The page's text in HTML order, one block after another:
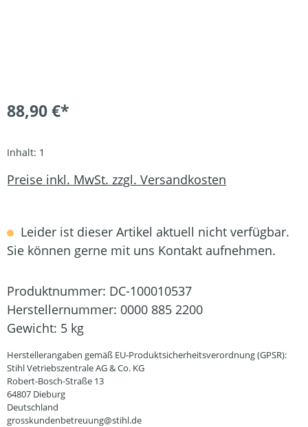
88,90 €*
Inhalt: 1
Preise inkl. MwSt. zzgl. Versandkosten
Leider ist dieser Artikel aktuell nicht verfügbar.
Sie können gerne mit uns Kontakt aufnehmen.
Produktnummer: DC-100010537
Herstellernummer: 0000 885 2200
Gewicht: 5 kg
Herstellerangaben gemäß EU-Produktsicherheitsverordnung (GPSR):
Stihl Vetriebszentrale AG & Co. KG
Robert-Bosch-Straße 13
64807 Dieburg
Deutschland
grosskundenbetreuung@stihl.de